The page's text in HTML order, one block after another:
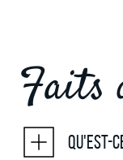
Faits
Qu'est-